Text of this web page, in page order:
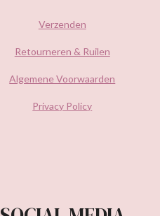
Verzenden
Retourneren & Ruilen
Algemene Voorwaarden
Privacy Policy